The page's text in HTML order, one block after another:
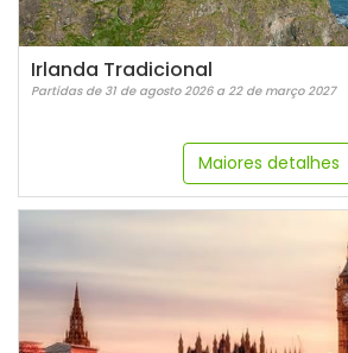
Irlanda Tradicional
Partidas de 31 de agosto 2026 a 22 de março 2027
Maiores detalhes